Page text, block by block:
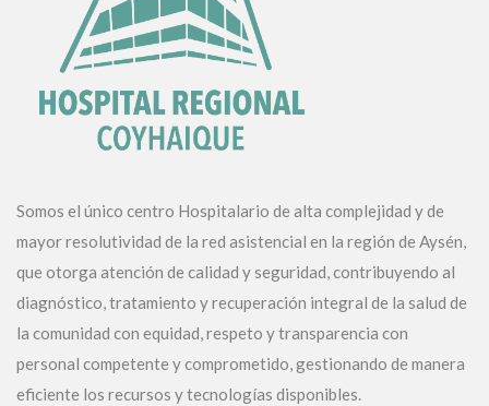
Somos el único centro Hospitalario de alta complejidad y de
mayor resolutividad de la red asistencial en la región de Aysén,
que otorga atención de calidad y seguridad, contribuyendo al
diagnóstico, tratamiento y recuperación integral de la salud de
la comunidad con equidad, respeto y transparencia con
personal competente y comprometido, gestionando de manera
eficiente los recursos y tecnologías disponibles.